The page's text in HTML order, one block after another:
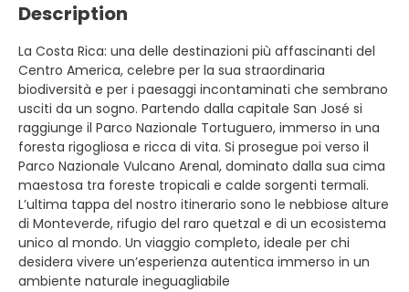
Description
La Costa Rica: una delle destinazioni più affascinanti del
Centro America, celebre per la sua straordinaria
biodiversità e per i paesaggi incontaminati che sembrano
usciti da un sogno. Partendo dalla capitale San José si
raggiunge il Parco Nazionale Tortuguero, immerso in una
foresta rigogliosa e ricca di vita. Si prosegue poi verso il
Parco Nazionale Vulcano Arenal, dominato dalla sua cima
maestosa tra foreste tropicali e calde sorgenti termali.
L’ultima tappa del nostro itinerario sono le nebbiose alture
di Monteverde, rifugio del raro quetzal e di un ecosistema
unico al mondo. Un viaggio completo, ideale per chi
desidera vivere un’esperienza autentica immerso in un
ambiente naturale ineguagliabile